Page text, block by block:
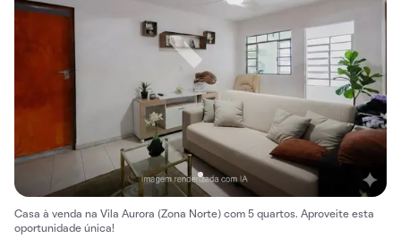
Casa à venda na Vila Aurora (Zona Norte) com 5 quartos. Aproveite esta
oportunidade única!